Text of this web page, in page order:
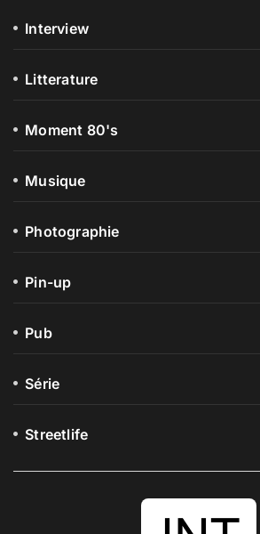
Interview
Litterature
Moment 80's
Musique
Photographie
Pin-up
Pub
Série
Streetlife